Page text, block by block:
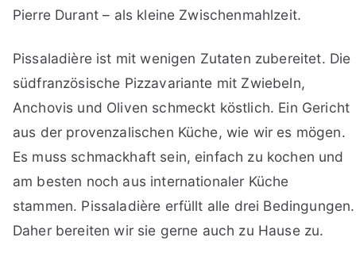
Pierre Durant – als kleine Zwischenmahlzeit.
Pissaladière ist mit wenigen Zutaten zubereitet. Die
südfranzösische Pizzavariante mit Zwiebeln,
Anchovis und Oliven schmeckt köstlich. Ein Gericht
aus der provenzalischen Küche, wie wir es mögen.
Es muss schmackhaft sein, einfach zu kochen und
am besten noch aus internationaler Küche
stammen. Pissaladière erfüllt alle drei Bedingungen.
Daher bereiten wir sie gerne auch zu Hause zu.